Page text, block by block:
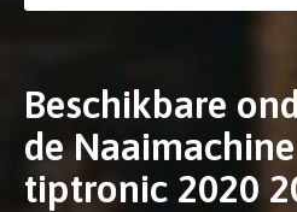
Beschikbare
de
tiptronic 2020